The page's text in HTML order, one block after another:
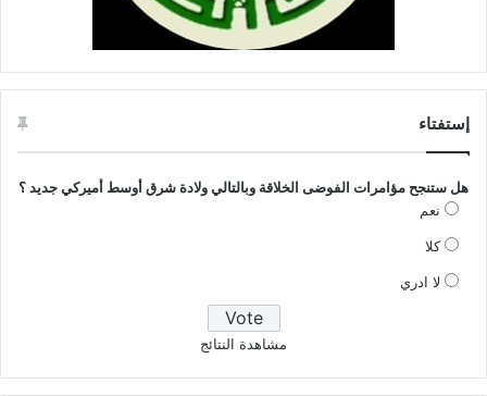
إستفتاء
هل ستنجح مؤامرات الفوضى الخلاقة وبالتالي ولادة شرق أوسط أميركي جديد ؟
نعم
كلا
لا ادري
مشاهدة النتائج